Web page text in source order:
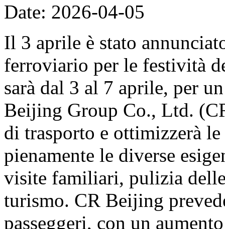
Date: 2026-04-05
Il 3 aprile è stato
ferroviario per le festività
sarà dal 3 al 7 aprile, per
Beijing Group Co., Ltd.
di trasporto e ottimizzerà
pienamente le diverse
visite familiari, pulizia
turismo. CR Beijing
passeggeri, con un